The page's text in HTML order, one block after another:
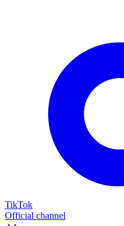
TikTok
Official channel